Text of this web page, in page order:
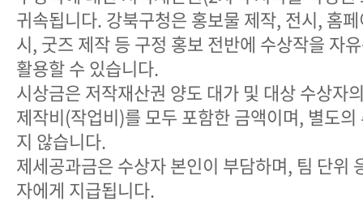
귀속됩니다. 강북구청은 홍보물 제작, 전시, 홈
시, 굿즈 제작 등 구정 홍보 전반에 수상작을 자
활용할 수 있습니다.
시상금은 저작재산권 양도 대가 및 대상 수상자
제작비(작업비)를 모두 포함한 금액이며, 별도
지 않습니다.
제세공과금은 수상자 본인이 부담하며, 팀 단위
자에게 지급됩니다.